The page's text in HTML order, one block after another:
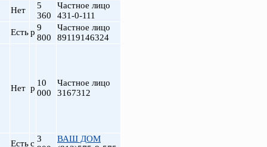
Нет
5
360
Частное лицо
431-0-111
Естьр 9
800
Частное лицо
89119146324
Нет р
10
000
Частное лицо
3167312
Естьс 3
ВАШ ДОМ